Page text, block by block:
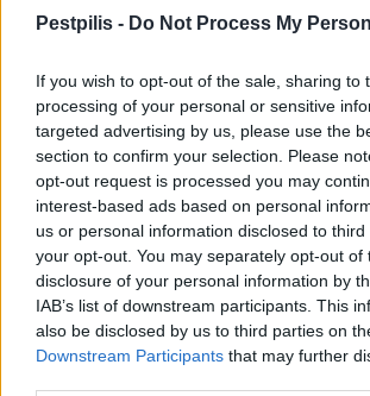
Pestpilis - Do Not Process My
If you wish to opt-out of the sale, sharing to
processing of your personal or sensitive
targeted advertising by us, please use the
section to confirm your selection. Please
opt-out request is processed you may
interest-based ads based on personal
us or personal information disclosed to
your opt-out. You may separately opt-out of
disclosure of your personal information by
IAB’s list of downstream participants. This
also be disclosed by us to third parties on
Downstream Participants that may further
Helyi
Amire többmillióan vártunk:
csökken a riasztás